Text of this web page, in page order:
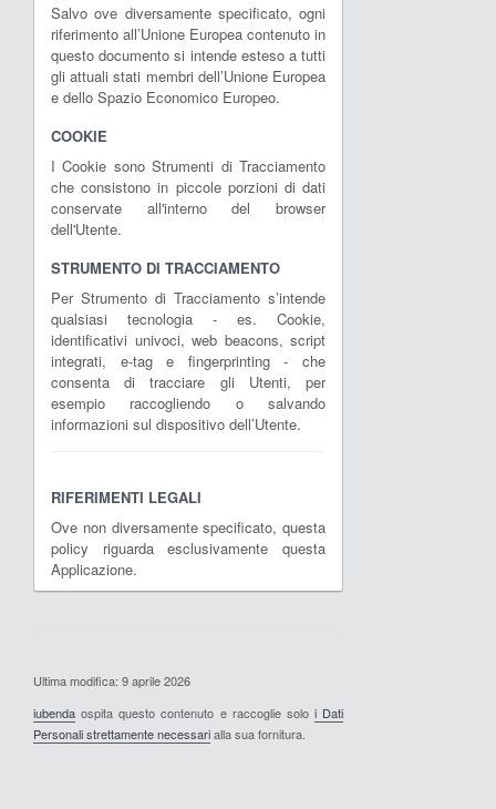
Salvo ove diversamente specificato, ogni
riferimento all’Unione Europea contenuto in
questo documento si intende esteso a tutti
gli attuali stati membri dell’Unione Europea
e dello Spazio Economico Europeo.
COOKIE
I Cookie sono Strumenti di Tracciamento
che consistono in piccole porzioni di dati
conservate all'interno del browser
dell'Utente.
STRUMENTO DI TRACCIAMENTO
Per Strumento di Tracciamento s’intende
qualsiasi tecnologia - es. Cookie,
identificativi univoci, web beacons, script
integrati, e-tag e fingerprinting - che
consenta di tracciare gli Utenti, per
esempio raccogliendo o salvando
informazioni sul dispositivo dell’Utente.
RIFERIMENTI LEGALI
Ove non diversamente specificato, questa
policy riguarda esclusivamente questa
Applicazione.
Ultima modifica: 9 aprile 2026
iubenda ospita questo contenuto e raccoglie solo i Dati
Personali strettamente necessarialla sua fornitura.